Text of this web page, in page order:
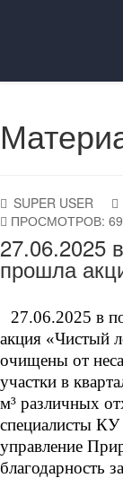
SUPER USER
ПРОСМОТРОВ:
27.06.2025
прошла
27.06.2025 в
акция «Чистый
очищены от
участки в
м³ различных
специалисты КУ
управление
благодарность